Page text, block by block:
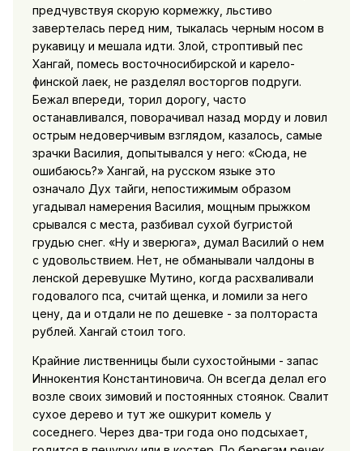
предчувствуя скорую кормежку, льстиво
завертелась перед ним, тыкалась черным носом в
рукавицу и мешала идти. Злой, строптивый пес
Хангай, помесь восточносибирской и карело-
финской лаек, не разделял восторгов подруги.
Бежал впереди, торил дорогу, часто
останавливался, поворачивал назад морду и ловил
острым недоверчивым взглядом, казалось, самые
зрачки Василия, допытывался у него: «Сюда, не
ошибаюсь?» Хангай, на русском языке это
означало Дух тайги, непостижимым образом
угадывал намерения Василия, мощным прыжком
срывался с места, разбивал сухой бугристой
грудью снег. «Ну и зверюга», думал Василий о нем
с удовольствием. Нет, не обманывали чалдоны в
ленской деревушке Мутино, когда расхваливали
годовалого пса, считай щенка, и ломили за него
цену, да и отдали не по дешевке - за полтораста
рублей. Хангай стоил того.
Крайние лиственницы были сухостойными - запас
Иннокентия Константиновича. Он всегда делал его
возле своих зимовий и постоянных стоянок. Свалит
сухое дерево и тут же ошкурит комель у
соседнего. Через два-три года оно подсыхает,